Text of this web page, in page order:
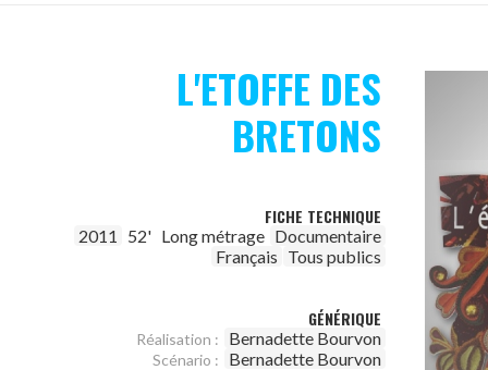
L'ETOFFE DES
BRETONS
FICHE TECHNIQUE
2011 52' Long métrage Documentaire
Français Tous publics
GÉNÉRIQUE
Réalisation : Bernadette Bourvon
Scénario : Bernadette Bourvon